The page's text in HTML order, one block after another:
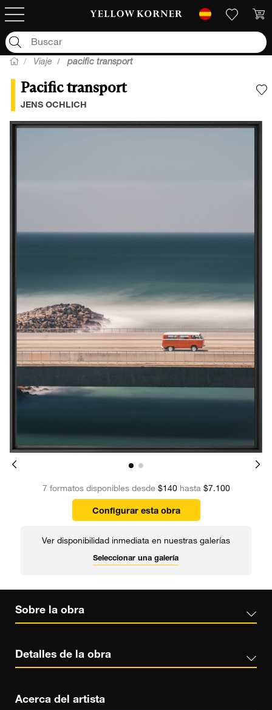
Viaje pacific transport
Pacific transport
JENS OCHLICH
7 formatos disponibles desde $140hasta $7.100
Configurar esta obra
Ver disponibilidad inmediata en nuestras galerías
Seleccionar una galería
Sobre la obra
Detalles de la obra
Acerca del artista